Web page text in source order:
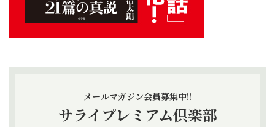
メールマガジン会員募集中!!
サライプレミアム倶楽部